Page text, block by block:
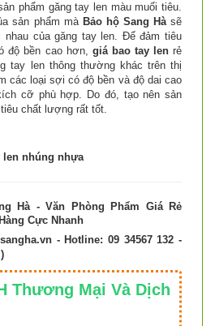
phẩm găng tay len màu muối tiêu.
sản phẩm mà Bảo hộ Sang Hàsẽ
của găng tay len. Để đảm tiêu
độ bền cao hơn, giá bao tay lenrẻ
tay len thông thường khác trên thị
các loại sợi có độ bền và độ dai cao
cỡ phù hợp. Do đó, tạo nên sản
chất lượng rất tốt.
len nhúng nhựa
Hà - Văn Phòng Phẩm Giá Rẻ
Cực Nhanh
- Hotline: 09 34567 132 -
Thương Mại Và Dịch